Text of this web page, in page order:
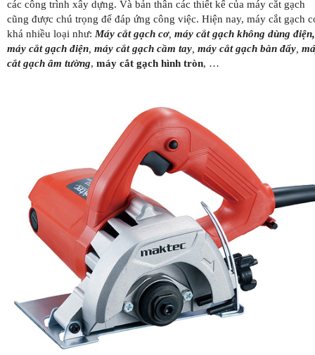
các công trình xây dựng. Và bản thân các thiết kế của máy cắt gạch
cũng được chú trọng để đáp ứng công việc. Hiện nay, máy cắt gạch
khá nhiều loại như: Máy cắt gạch cơ, máy cắt gạch không dùng điện,
máy cắt gạch điện, máy cắt gạch cầm tay, máy cắt gạch bàn đẩy,
cắt gạch âm tường, máy cắt gạch hình tròn, …